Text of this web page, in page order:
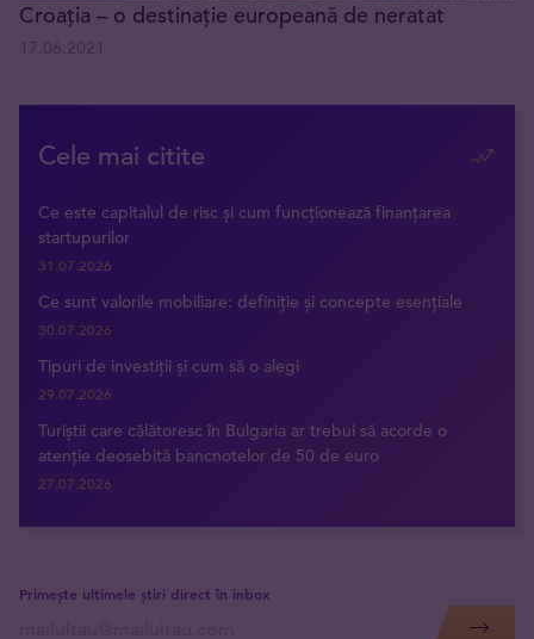
Croația – o destinație europeană de neratat
Cele mai citite
Ce este capitalul de risc și cum funcționează finanțarea
startupurilor
31.07.2026
Ce sunt valorile mobiliare: definiție și concepte esențiale
30.07.2026
Tipuri de investiții și cum să o alegi
29.07.2026
Turiștii care călătoresc în Bulgaria ar trebui să acorde o
atenție deosebită bancnotelor de 50 de euro
27.07.2026
Primește ultimele știri direct în inbox